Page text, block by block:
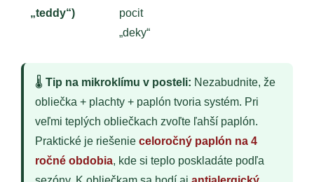
„teddy“)
pocit
„deky“
🌡️ Tip na mikroklímu v posteli: Nezabudnite, že
obliečka + plachty + paplón tvoria systém. Pri
veľmi teplých obliečkach zvoľte ľahší paplón.
Praktické je riešenie celoročný paplón na 4
ročné obdobia, kde si teplo poskladáte podľa